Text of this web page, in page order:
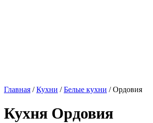
Главная /Кухни /Белые кухни / Ордовия
Кухня Ордовия